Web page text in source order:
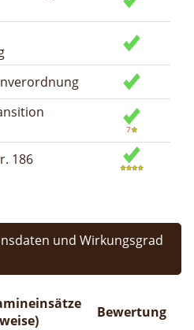
186
und Wirkungsgrad
Bewertung